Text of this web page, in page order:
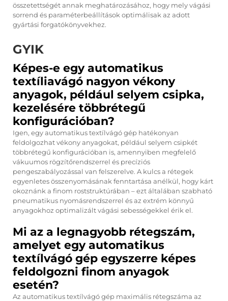
összetettségét annak meghatározásához, hogy mely vágási
sorrend és paraméterbeállítások optimálisak az adott
gyártási forgatókönyvekhez.
GYIK
Képes-e egy automatikus
textíliavágó nagyon vékony
anyagok, például selyem csipka,
kezelésére többrétegű
konfigurációban?
Igen, egy automatikus textílvágó gép hatékonyan
feldolgozhat vékony anyagokat, például selyem csipkét
többrétegű konfigurációban is, amennyiben megfelelő
vákuumos rögzítőrendszerrel és precíziós
pengeszabályozással van felszerelve. A kulcs a rétegek
egyenletes összenyomásának fenntartása anélkül, hogy kárt
okoznánk a finom roststruktúrában – ezt általában szabható
pneumatikus nyomásrendszerrel és az extrém könnyű
anyagokhoz optimalizált vágási sebességekkel érik el.
Mi az a legnagyobb rétegszám,
amelyet egy automatikus
textílvágó gép egyszerre képes
feldolgozni finom anyagok
esetén?
Az automatikus textílvágó gép maximális rétegszáma az